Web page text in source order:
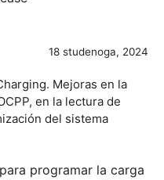
18 studenoga, 2024
Mejoras en la
en la lectura de
del sistema
programar la carga